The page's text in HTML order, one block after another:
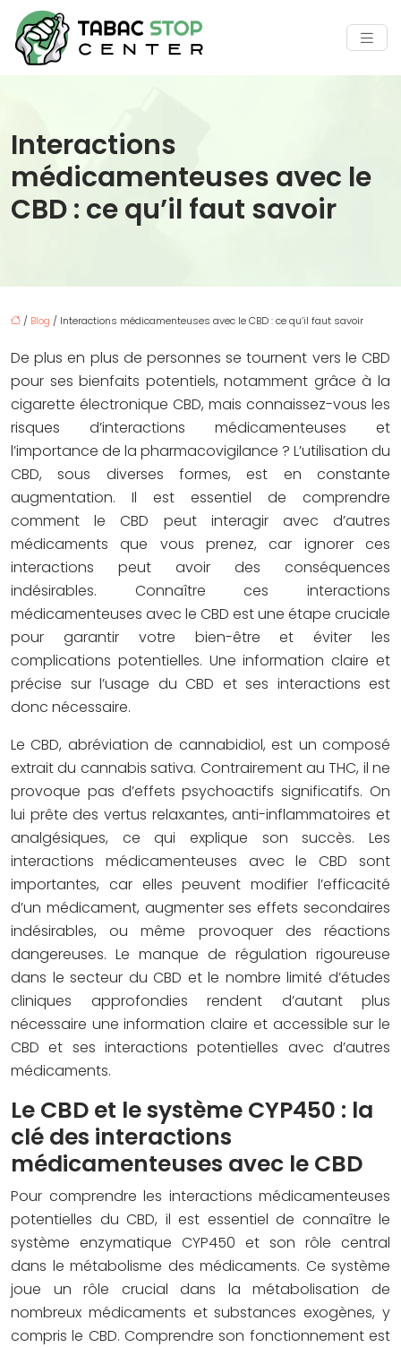
Interactions
médicamenteuses avec le
CBD : ce qu’il faut savoir
/ Blog / Interactions médicamenteuses avec le CBD : ce qu’il faut savoir
De plus en plus de personnes se tournent vers le CBD
pour ses bienfaits potentiels, notamment grâce à la
cigarette électronique CBD, mais connaissez-vous les
risques d’interactions médicamenteuses et
l’importance de la pharmacovigilance ? L’utilisation du
CBD, sous diverses formes, est en constante
augmentation. Il est essentiel de comprendre
comment le CBD peut interagir avec d’autres
médicaments que vous prenez, car ignorer ces
interactions peut avoir des conséquences
indésirables. Connaître ces interactions
médicamenteuses avec le CBD est une étape cruciale
pour garantir votre bien-être et éviter les
complications potentielles. Une information claire et
précise sur l’usage du CBD et ses interactions est
donc nécessaire.
Le CBD, abréviation de cannabidiol, est un composé
extrait du cannabis sativa. Contrairement au THC, il ne
provoque pas d’effets psychoactifs significatifs. On
lui prête des vertus relaxantes, anti-inflammatoires et
analgésiques, ce qui explique son succès. Les
interactions médicamenteuses avec le CBD sont
importantes, car elles peuvent modifier l’efficacité
d’un médicament, augmenter ses effets secondaires
indésirables, ou même provoquer des réactions
dangereuses. Le manque de régulation rigoureuse
dans le secteur du CBD et le nombre limité d’études
cliniques approfondies rendent d’autant plus
nécessaire une information claire et accessible sur le
CBD et ses interactions potentielles avec d’autres
médicaments.
Le CBD et le système CYP450 : la
clé des interactions
médicamenteuses avec le CBD
Pour comprendre les interactions médicamenteuses
potentielles du CBD, il est essentiel de connaître le
système enzymatique CYP450 et son rôle central
dans le métabolisme des médicaments. Ce système
joue un rôle crucial dans la métabolisation de
nombreux médicaments et substances exogènes, y
compris le CBD. Comprendre son fonctionnement est